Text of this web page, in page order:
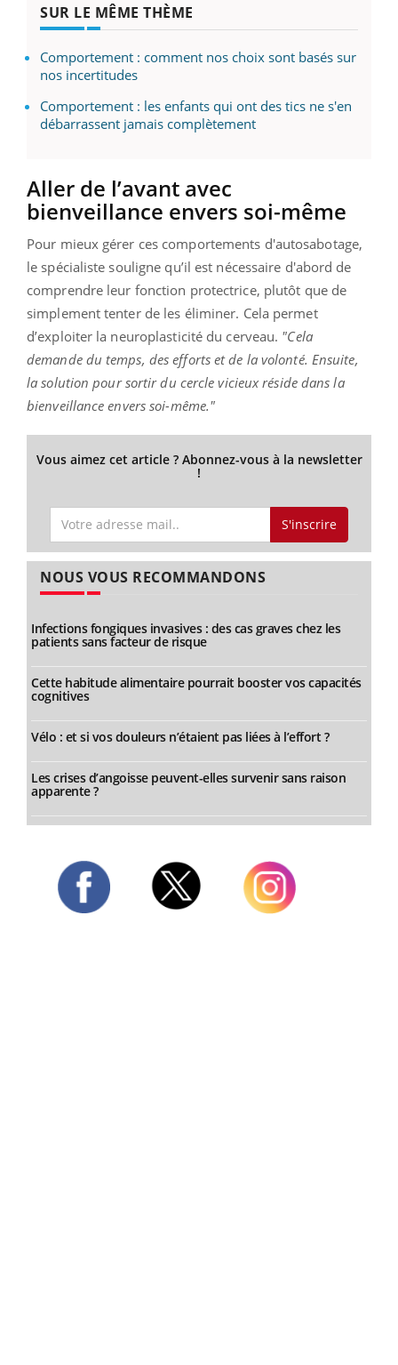
SUR LE MÊME THÈME
Comportement : comment nos choix sont basés sur
nos incertitudes
Comportement : les enfants qui ont des tics ne s'en
débarrassent jamais complètement
Aller de l’avant avec
bienveillance envers soi-même
Pour mieux gérer ces comportements d'autosabotage,
le spécialiste souligne qu’il est nécessaire d'abord de
comprendre leur fonction protectrice, plutôt que de
simplement tenter de les éliminer. Cela permet
d’exploiter la neuroplasticité du cerveau. "Cela
demande du temps, des efforts et de la volonté. Ensuite,
la solution pour sortir du cercle vicieux réside dans la
bienveillance envers soi-même."
Vous aimez cet article ? Abonnez-vous à la newsletter
!
S'inscrire
NOUS VOUS RECOMMANDONS
Infections fongiques invasives : des cas graves chez les
patients sans facteur de risque
Cette habitude alimentaire pourrait booster vos capacités
cognitives
Vélo : et si vos douleurs n’étaient pas liées à l’effort ?
Les crises d’angoisse peuvent-elles survenir sans raison
apparente ?